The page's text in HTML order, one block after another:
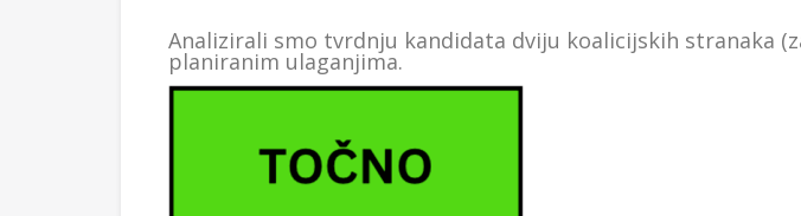
Analizirali smo tvrdnju kandidata dviju koalicijskih stranaka
planiranim ulaganjima.